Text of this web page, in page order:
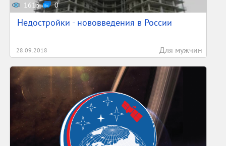
1613 0
Недостройки - нововведения в России
28.09.2018 Для мужчин